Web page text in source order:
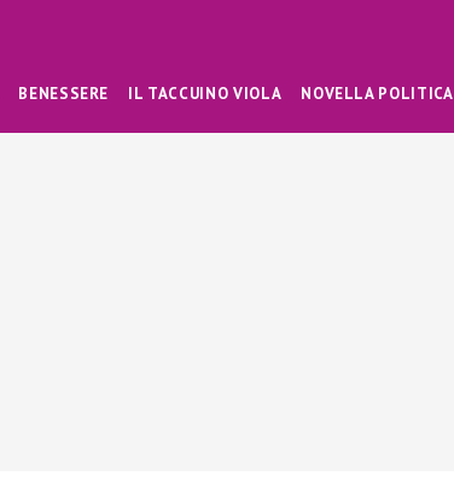
BENESSERE IL TACCUINO VIOLA NOVELLA POLITICA